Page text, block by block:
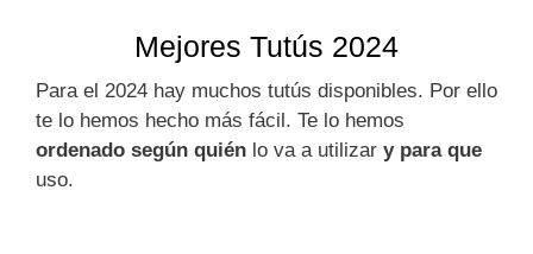
Mejores Tutús 2024
Para el 2024 hay muchos tutús disponibles. Por ello
te lo hemos hecho más fácil. Te lo hemos
ordenado según quién lo va a utilizar y para que
uso.